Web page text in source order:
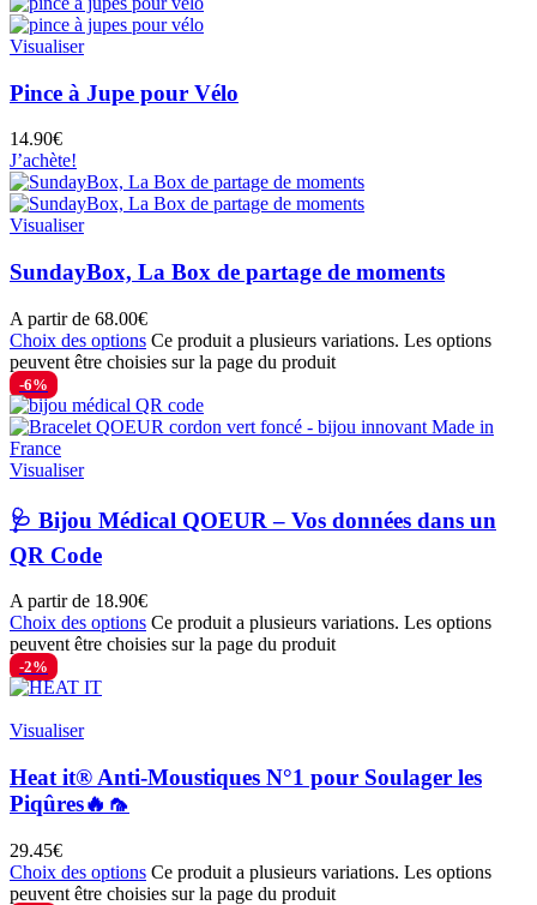
Visualiser
Pince à Jupe pour Vélo
14.90€
J’achète!
Visualiser
SundayBox, La Box de partage de moments
A partir de 68.00€
Choix des options Ce produit a plusieurs variations. Les options
peuvent être choisies sur la page du produit
-6%
Visualiser
🩺 Bijou Médical QOEUR – Vos données dans un
QR Code
A partir de 18.90€
Choix des options Ce produit a plusieurs variations. Les options
peuvent être choisies sur la page du produit
-2%
Visualiser
Heat it® Anti-Moustiques N°1 pour Soulager les
Piqûres🔥🦟
29.45€
Choix des options Ce produit a plusieurs variations. Les options
peuvent être choisies sur la page du produit